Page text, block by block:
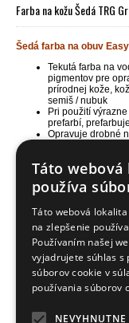
Farba na kožu Šedá TRG
Šedá farba na obuv
Tekutá farba na
pigmentov pre
prírodnej kože,
semiš / nubuk
Pri použití
prefarbí,
Opravuje drobné
a menšie
Zachováva
vsiakne a vďaka
Skvelá i pre
a obuvníckeho
Jedno balenie
1-2 vrstiev farby
Balenie obsahuje
NÁŠ TIP- farba na kožu
ideálna pre farbenie
kože, koženky či
cenu zachránite
doplnkov alebo zmeníte
obľúbeným topánkam a
vyčistiť a odmastniť
Táto webová
používa
Táto webová
na zlepšenie
Používaním našej
vyjadrujete súhlas s
súborov cookie v
používania súborov
NEVYHNUTNE